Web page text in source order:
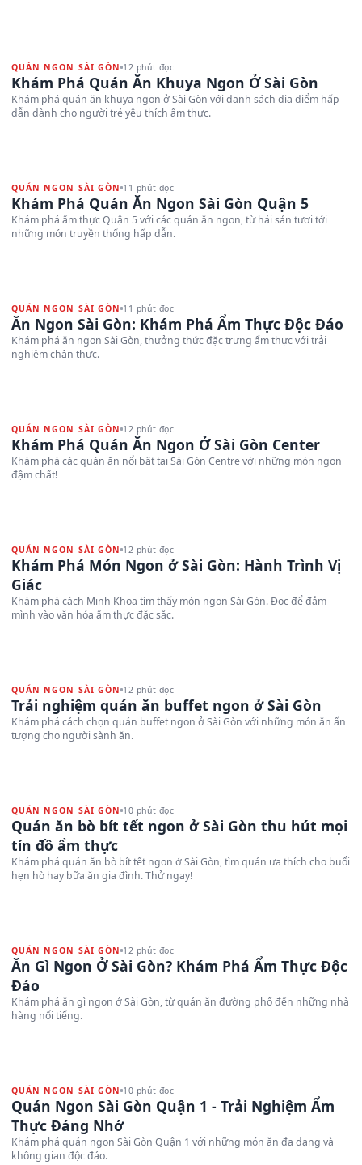
QUÁN NGON SÀI GÒN 12 phút đọc
Khám Phá Quán Ăn Khuya Ngon Ở Sài Gòn
Khám phá quán ăn khuya ngon ở Sài Gòn với danh sách địa điểm hấp
dẫn dành cho người trẻ yêu thích ẩm thực.
QUÁN NGON SÀI GÒN 11 phút đọc
Khám Phá Quán Ăn Ngon Sài Gòn Quận 5
Khám phá ẩm thực Quận 5 với các quán ăn ngon, từ hải sản tươi tới
những món truyền thống hấp dẫn.
QUÁN NGON SÀI GÒN 11 phút đọc
Ăn Ngon Sài Gòn: Khám Phá Ẩm Thực Độc Đáo
Khám phá ăn ngon Sài Gòn, thưởng thức đặc trưng ẩm thực với trải
nghiệm chân thực.
QUÁN NGON SÀI GÒN 12 phút đọc
Khám Phá Quán Ăn Ngon Ở Sài Gòn Center
Khám phá các quán ăn nổi bật tại Sài Gòn Centre với những món ngon
đậm chất!
QUÁN NGON SÀI GÒN 12 phút đọc
Khám Phá Món Ngon ở Sài Gòn: Hành Trình Vị
Giác
Khám phá cách Minh Khoa tìm thấy món ngon Sài Gòn. Đọc để đắm
mình vào văn hóa ẩm thực đặc sắc.
QUÁN NGON SÀI GÒN 12 phút đọc
Trải nghiệm quán ăn buffet ngon ở Sài Gòn
Khám phá cách chọn quán buffet ngon ở Sài Gòn với những món ăn ấn
tượng cho người sành ăn.
QUÁN NGON SÀI GÒN 10 phút đọc
Quán ăn bò bít tết ngon ở Sài Gòn thu hút mọi
tín đồ ẩm thực
Khám phá quán ăn bò bít tết ngon ở Sài Gòn, tìm quán ưa thích cho buổi
hẹn hò hay bữa ăn gia đình. Thử ngay!
QUÁN NGON SÀI GÒN 12 phút đọc
Ăn Gì Ngon Ở Sài Gòn? Khám Phá Ẩm Thực Độc
Đáo
Khám phá ăn gì ngon ở Sài Gòn, từ quán ăn đường phố đến những nhà
hàng nổi tiếng.
QUÁN NGON SÀI GÒN 10 phút đọc
Quán Ngon Sài Gòn Quận 1 - Trải Nghiệm Ẩm
Thực Đáng Nhớ
Khám phá quán ngon Sài Gòn Quận 1 với những món ăn đa dạng và
không gian độc đáo.